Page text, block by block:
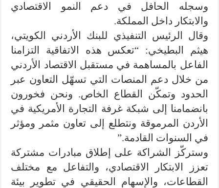
وسجله الحافل في دعم النمو الاقتصادي
والابتكار داخل المملكة.
وقال الرئيس التنفيذي للبنك الأردني الكويتي،
هيثم البطيخي: “تعكس هذه الاتفاقية التزامنا
الفاعل بالمساهمة في مستقبل الاقتصاد الأردني
من خلال دعم المنصات التي تسهّل التعاون عبر
الحدود وتمكّن القطاع الخاص. ونحن فخورون
بانضمامنا إلى شبكة غرفة التجارة الأمريكية في
الأردن المرموقة ونتطلع إلى تعاون مثمر ومؤثر
في السنوات القادمة.”
وستركّز الشراكة على إطلاق مبادرات مشتركة
تعزز الابتكار الاقتصادي، والتفاعل مع مختلف
القطاعات، والإسهام الحقيقي في تطوير بيئة